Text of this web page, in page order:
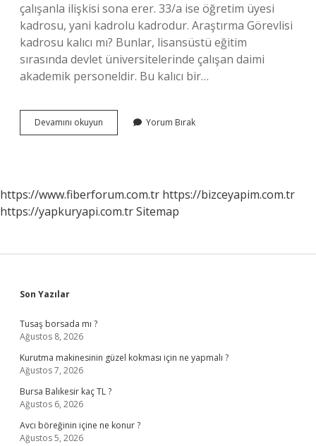
çalışanla ilişkisi sona erer. 33/a ise öğretim üyesi
kadrosu, yani kadrolu kadrodur. Araştırma Görevlisi
kadrosu kalıcı mı? Bunlar, lisansüstü eğitim
sırasında devlet üniversitelerinde çalışan daimi
akademik personeldir. Bu kalıcı bir…
Devamını okuyun Araştırma
Görevlisi
Yorum Bırak
https://www.fiberforum.com.tr https://bizceyapim.com.tr
https://yapkuryapi.com.trSitemap
Sidebar
Son Yazılar
Tusaş borsada mı ?
Ağustos 8, 2026
Kurutma makinesinin güzel kokması için ne yapmalı ?
Ağustos 7, 2026
Bursa Balıkesir kaç TL ?
Ağustos 6, 2026
Avcı böreğinin içine ne konur ?
Ağustos 5, 2026